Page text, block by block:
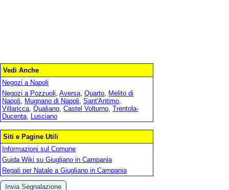
Vedi Anche
Negozi a Napoli
Negozi a Pozzuoli, Aversa, Quarto, Melito di
Napoli, Mugnano di Napoli, Sant'Antimo,
Villaricca, Qualiano, Castel Volturno, Trentola-
Ducenta, Lusciano
Siti e Pagine Utili
Informazioni sul Comune
Guida Wiki su Giugliano in Campania
Regali per Natale a Giugliano in Campania
Invia Segnalazione